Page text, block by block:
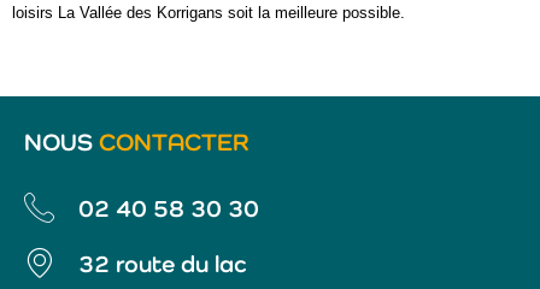
loisirs La Vallée des Korrigans soit la meilleure possible.
NOUS CONTACTER
02 40 58 30 30
32 route du lac